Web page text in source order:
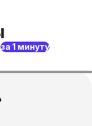
за 1 минуту